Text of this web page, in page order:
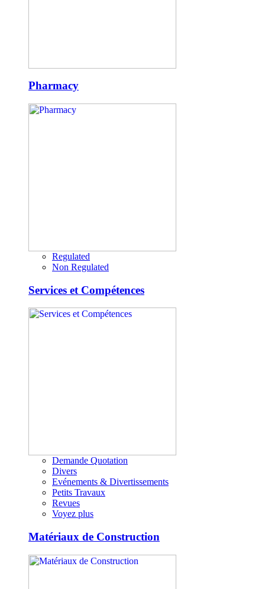
Pharmacy
Regulated
Non Regulated
Services et Compétences
Demande Quotation
Divers
Evénements & Divertissements
Petits Travaux
Revues
Voyez plus
Matériaux de Construction